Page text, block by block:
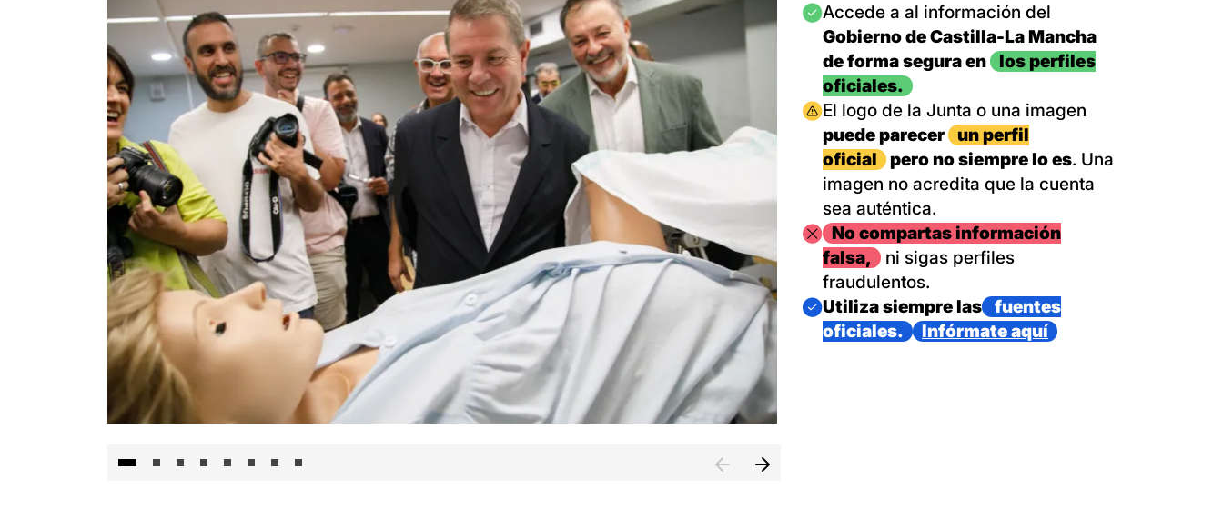
Imagen
Accede a al información del
Gobierno de Castilla-La Mancha
de forma segura en
los perfiles
oficiales.
Imagen
El logo de la Junta o una imagen
puede parecer
un perfil
oficial
pero no siempre lo es. Una
imagen no acredita que la cuenta
sea auténtica.
ImagenNo compartas información
falsa,
ni sigas perfiles
fraudulentos.
Imagen
Utiliza siempre las
fuentes
oficiales.
Infórmate aquí